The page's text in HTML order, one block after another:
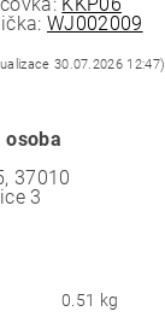
WJ002009
30.07.2026 12:47)
osoba
37010
3
0.51 kg